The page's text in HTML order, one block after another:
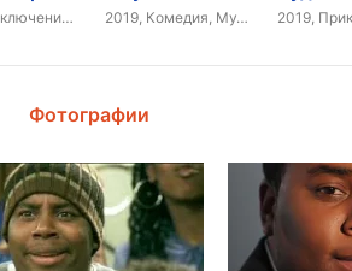
2021, Приключения, Семейный 2019, Комедия, Мультфильм, Приключения
Фотографии